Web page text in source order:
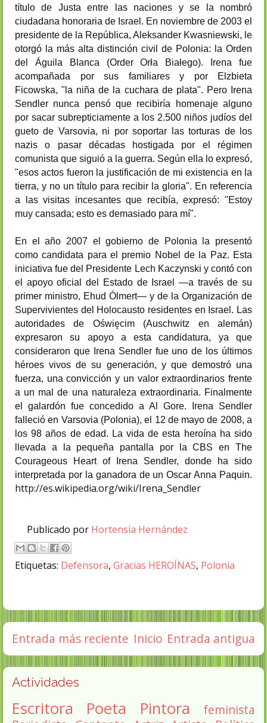
título de Justa entre las naciones y se la nombró
ciudadana honoraria de Israel. En noviembre de 2003 el
presidente de la República, Aleksander Kwasniewski, le
otorgó la más alta distinción civil de Polonia: la Orden
del Águila Blanca (Order Orła Białego). Irena fue
acompañada por sus familiares y por Elzbieta
Ficowska, "la niña de la cuchara de plata". Pero Irena
Sendler nunca pensó que recibiría homenaje alguno
por sacar subrepticiamente a los 2.500 niños judíos del
gueto de Varsovia, ni por soportar las torturas de los
nazis o pasar décadas hostigada por el régimen
comunista que siguió a la guerra. Según ella lo expresó,
"esos actos fueron la justificación de mi existencia en la
tierra, y no un título para recibir la gloria". En referencia
a las visitas incesantes que recibía, expresó: "Estoy
muy cansada; esto es demasiado para mí".
En el año 2007 el gobierno de Polonia la presentó
como candidata para el premio Nobel de la Paz. Esta
iniciativa fue del Presidente Lech Kaczynski y contó con
el apoyo oficial del Estado de Israel —a través de su
primer ministro, Ehud Ólmert— y de la Organización de
Supervivientes del Holocausto residentes en Israel. Las
autoridades de Oświęcim (Auschwitz en alemán)
expresaron su apoyo a esta candidatura, ya que
consideraron que Irena Sendler fue uno de los últimos
héroes vivos de su generación, y que demostró una
fuerza, una convicción y un valor extraordinarios frente
a un mal de una naturaleza extraordinaria. Finalmente
el galardón fue concedido a Al Gore. Irena Sendler
falleció en Varsovia (Polonia), el 12 de mayo de 2008, a
los 98 años de edad. La vida de esta heroína ha sido
llevada a la pequeña pantalla por la CBS en The
Courageous Heart of Irena Sendler, donde ha sido
interpretada por la ganadora de un Oscar Anna Paquin.
http://es.wikipedia.org/wiki/Irena_Sendler
Publicado por Hortensia Hernández
Etiquetas: Defensora, Gracias HEROÍNAS, Polonia
Entrada más reciente Entrada antigua
Inicio
Actividades
Escritora Poeta Pintora
feminista